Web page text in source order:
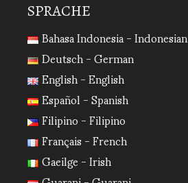
SPRACHE
Bahasa Indonesia - Indonesian
Deutsch - German
English - English
Español - Spanish
Filipino - Filipino
Français - French
Gaeilge - Irish